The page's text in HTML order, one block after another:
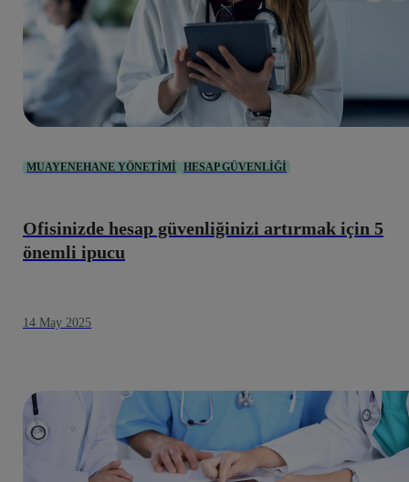
MUAYENEHANE YÖNETIMI HESAP GÜVENLIĞI
Ofisinizde hesap güvenliğinizi artırmak için 5
önemli ipucu
14 May 2025